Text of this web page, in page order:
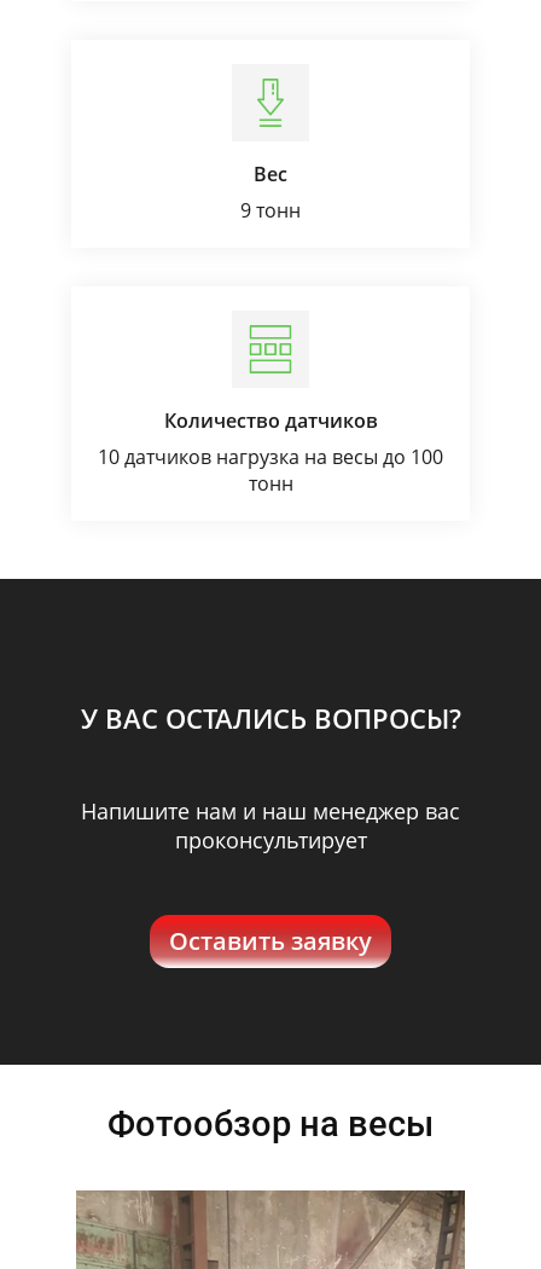
Вес
9 тонн
Количество датчиков
10 датчиков нагрузка на весы до 100
тонн
У ВАС ОСТАЛИСЬ ВОПРОСЫ?
Напишите нам и наш менеджер вас
проконсультирует
Оставить заявку
Фотообзор на весы